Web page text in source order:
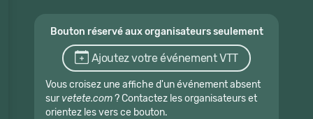
Bouton réservé aux organisateurs seulement
Ajoutez votre événement VTT
Vous croisez une affiche d'un événement absent
sur vetete.com? Contactez les organisateurs et
orientez les vers ce bouton.